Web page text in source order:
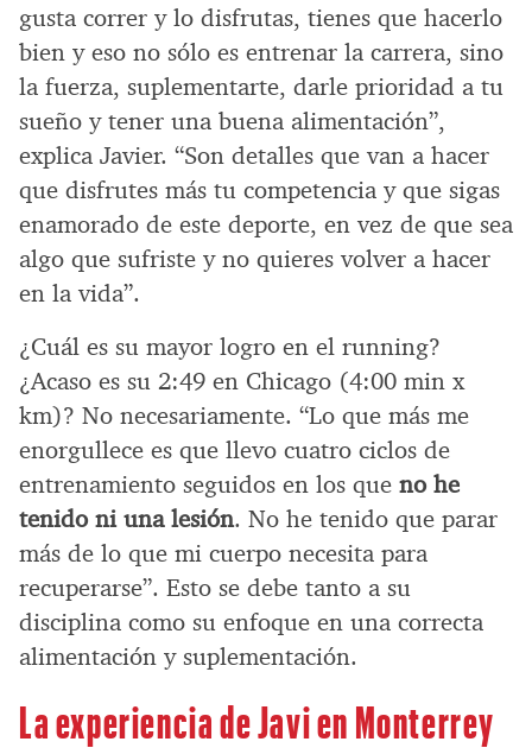
gusta correr y lo disfrutas, tienes que hacerlo
bien y eso no sólo es entrenar la carrera, sino
la fuerza, suplementarte, darle prioridad a tu
sueño y tener una buena alimentación”,
explica Javier. “Son detalles que van a hacer
que disfrutes más tu competencia y que sigas
enamorado de este deporte, en vez de que sea
algo que sufriste y no quieres volver a hacer
en la vida”.
¿Cuál es su mayor logro en el running?
¿Acaso es su 2:49 en Chicago (4:00 min x
km)? No necesariamente. “Lo que más me
enorgullece es que llevo cuatro ciclos de
entrenamiento seguidos en los que no he
tenido ni una lesión. No he tenido que parar
más de lo que mi cuerpo necesita para
recuperarse”. Esto se debe tanto a su
disciplina como su enfoque en una correcta
alimentación y suplementación.
La experiencia de Javi en Monterrey